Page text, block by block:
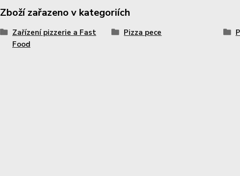
Zboží zařazeno v kategoriích
Zařízení pizzerie a Fast
Food
Pizza pece